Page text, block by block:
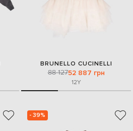
BRUNELLO CUCINELLI
88 12752 887 грн
12Y
- 39%